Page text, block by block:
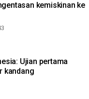
kemiskinan ke
Ujian pertama
kandang